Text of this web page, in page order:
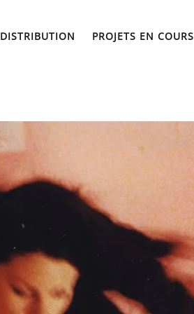
DISTRIBUTION PROJETS EN COURS